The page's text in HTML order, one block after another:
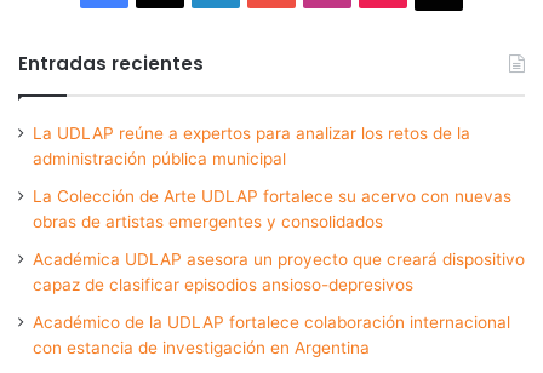
Entradas recientes
La UDLAP reúne a expertos para analizar los retos de la
administración pública municipal
La Colección de Arte UDLAP fortalece su acervo con nuevas
obras de artistas emergentes y consolidados
Académica UDLAP asesora un proyecto que creará dispositivo
capaz de clasificar episodios ansioso-depresivos
Académico de la UDLAP fortalece colaboración internacional
con estancia de investigación en Argentina